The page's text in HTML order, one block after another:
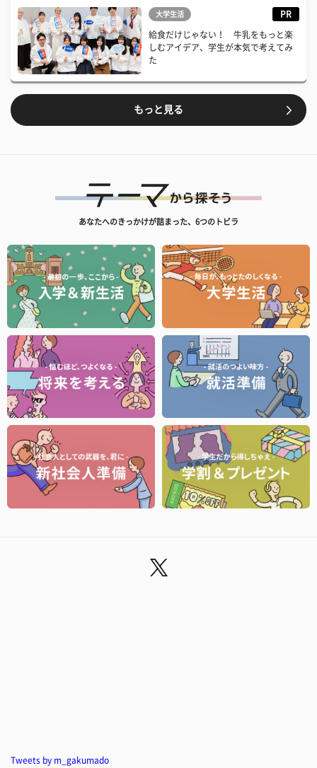
大学生活 PR
給食だけじゃない！ 牛乳をもっと楽
しむアイデア、学生が本気で考えてみ
た
もっと見る
あなたへのきっかけが詰まった、6つのトビラ
Tweets by m_gakumado